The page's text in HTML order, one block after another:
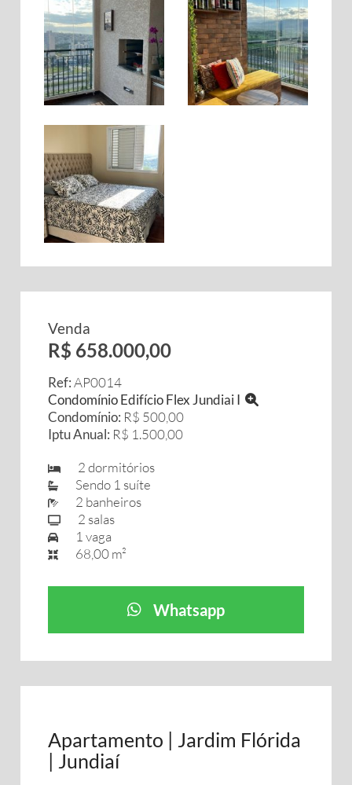
Venda
R$ 658.000,00
Ref:AP0014
Condomínio Edifício Flex Jundiai I
Condomínio: R$ 500,00
Iptu Anual: R$ 1.500,00
2 dormitórios
Sendo 1 suíte
2 banheiros
2 salas
1 vaga
68,00 m²
Whatsapp
Apartamento | Jardim Flórida
| Jundiaí